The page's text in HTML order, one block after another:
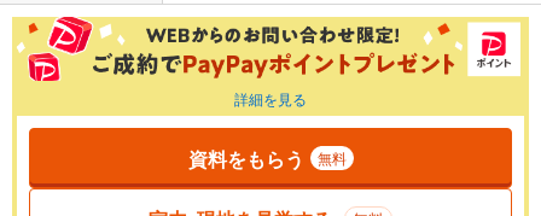
詳細を見る
資料をもらう 無料